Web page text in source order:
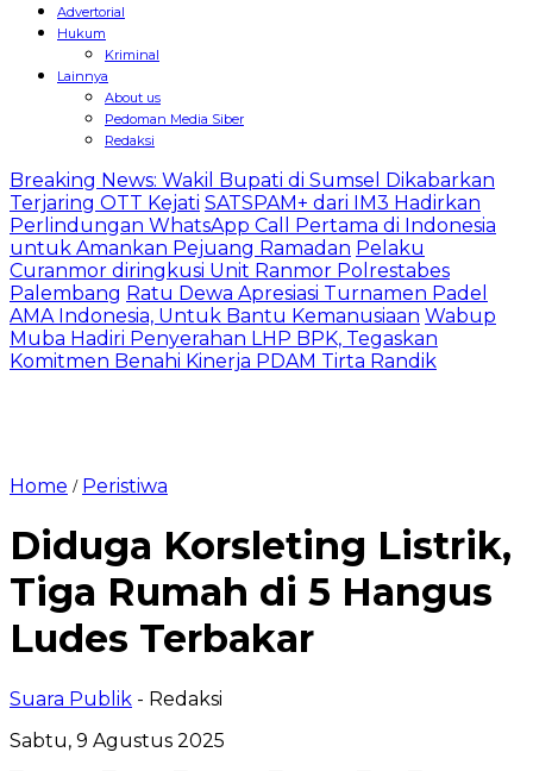
Advertorial
Hukum
Kriminal
Lainnya
About us
Pedoman Media Siber
Redaksi
Breaking News: Wakil Bupati di Sumsel Dikabarkan
Terjaring OTT Kejati SATSPAM+ dari IM3 Hadirkan
Perlindungan WhatsApp Call Pertama di Indonesia
untuk Amankan Pejuang Ramadan Pelaku
Curanmor diringkusi Unit Ranmor Polrestabes
Palembang Ratu Dewa Apresiasi Turnamen Padel
AMA Indonesia, Untuk Bantu Kemanusiaan Wabup
Muba Hadiri Penyerahan LHP BPK, Tegaskan
Komitmen Benahi Kinerja PDAM Tirta Randik
Home / Peristiwa
Diduga Korsleting Listrik,
Tiga Rumah di 5 Hangus
Ludes Terbakar
Suara Publik - Redaksi
Sabtu, 9 Agustus 2025